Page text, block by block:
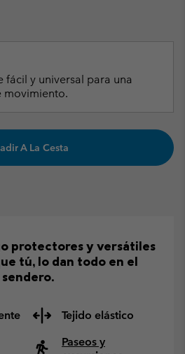
fácil y universal para una
movimiento.
A La Cesta
protectores y versátiles
tú, lo dan todo en el
sendero.
Tejido elástico
Paseos y